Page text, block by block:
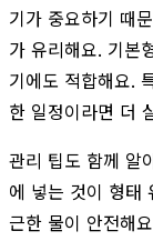
기가 중요하기 때
가 유리해요. 기본
기에도 적합해요.
한 일정이라면 더
관리 팁도 함께 알
에 넣는 것이 형태
근한 물이 안전해